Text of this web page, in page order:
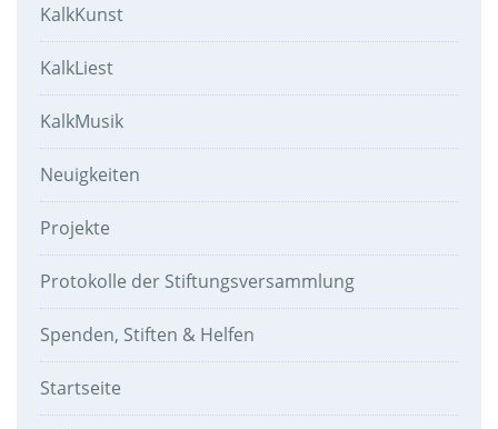
KalkKunst
KalkLiest
KalkMusik
Neuigkeiten
Projekte
Protokolle der Stiftungsversammlung
Spenden, Stiften & Helfen
Startseite